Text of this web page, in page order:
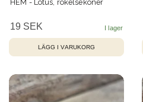
HEM - Lotus, rökelsekoner
19 SEK